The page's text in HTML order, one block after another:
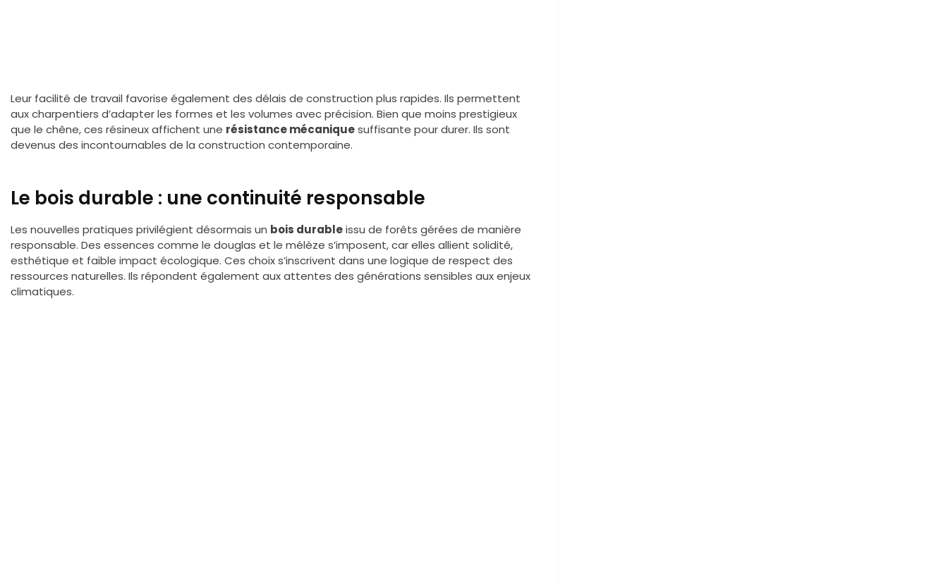
Leur facilité de travail favorise également des délais de construction plus rapides. Ils permettent
aux charpentiers d’adapter les formes et les volumes avec précision. Bien que moins prestigieux
que le chêne, ces résineux affichent une résistance mécaniquesuffisante pour durer. Ils sont
devenus des incontournables de la construction contemporaine.
Le bois durable : une continuité responsable
Les nouvelles pratiques privilégient désormais un bois durableissu de forêts gérées de manière
responsable. Des essences comme le douglas et le mélèze s’imposent, car elles allient solidité,
esthétique et faible impact écologique. Ces choix s’inscrivent dans une logique de respect des
ressources naturelles. Ils répondent également aux attentes des générations sensibles aux enjeux
climatiques.